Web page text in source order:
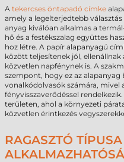
A tekercses öntapadó címke
amely a legelterjedtebb
anyag kiválóan alkalmas a
hő és a festékszalag együttes
hoz létre. A papír alapanyagú
között teljesítenek jól,
közvetlen napfénynek is. A
szempont, hogy ez az
vonalkódolvasók számára, mivel
fényvisszaverődéssel
területen, ahol a környezeti
közvetlen érintkezés
RAGASZTÓ TÍPUSA